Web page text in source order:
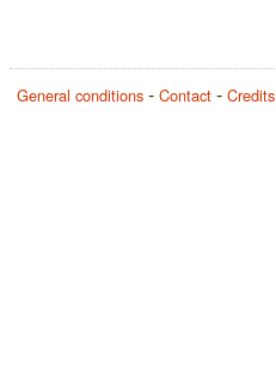
General conditions Contact Credits